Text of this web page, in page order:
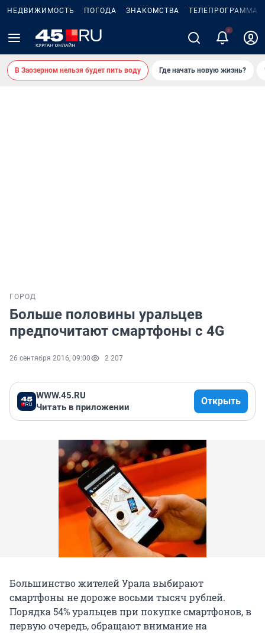
НЕДВИЖИМОСТЬ ПОГОДА ЗНАКОМСТВА ТЕЛЕПРОГРАММА
В Заозерном нельзя будет пить воду Где начать новую жизнь?
ГОРОД
Больше половины уральцев
предпочитают смартфоны с 4G
26 сентября 2016, 09:00 2 207
WWW.45.RU
Читать в приложении
Открыть
Большинство жителей Урала выбирают
смартфоны не дороже восьми тысяч рублей.
Порядка 54% уральцев при покупке смартфонов, в
первую очередь, обращают внимание на